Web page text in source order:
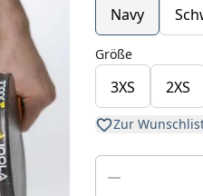
Navy
Größe
3XS 2XS
Zur